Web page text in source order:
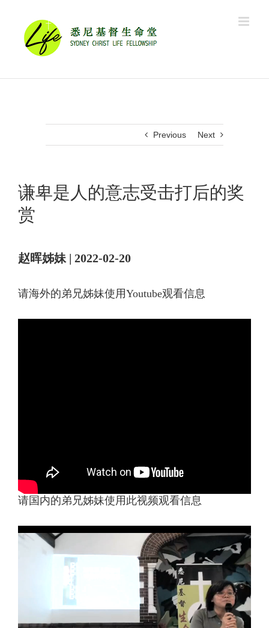
content
Previous Next
谦卑是人的意志受击打后的奖
赏
赵晖姊妹 | 2022-02-20
请海外的弟兄姊妹使用Youtube观看信息
请国内的弟兄姊妹使用此视频观看信息